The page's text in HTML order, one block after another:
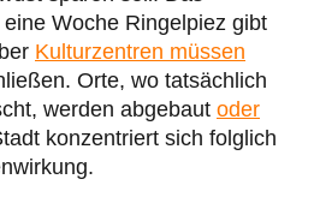
Woche Ringelpiez gibt
Kulturzentren müssen
Orte, wo tatsächlich
werden abgebaut oder
konzentriert sich folglich